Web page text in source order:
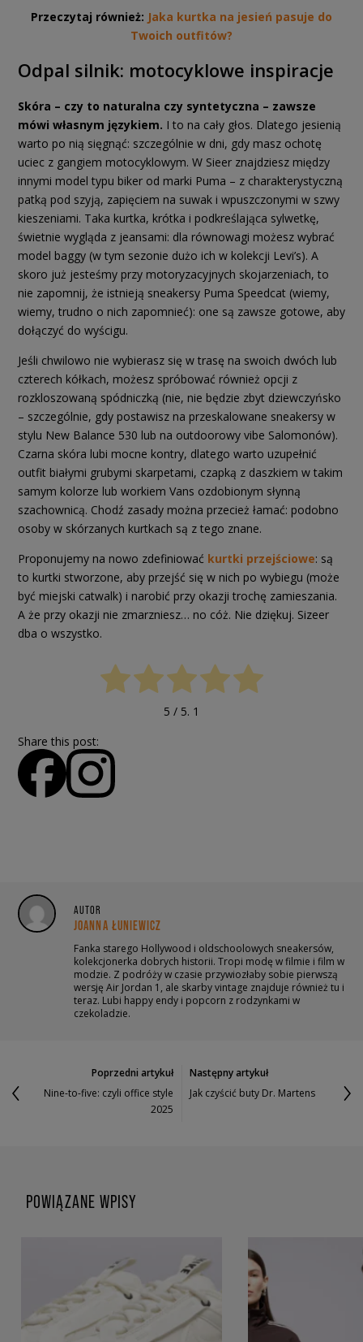
Przeczytaj również: Jaka kurtka na jesień pasuje do
Twoich outfitów?
Odpal silnik: motocyklowe inspiracje
Skóra – czy to naturalna czy syntetyczna – zawsze
mówi własnym językiem. I to na cały głos. Dlatego jesienią
warto po nią sięgnąć: szczególnie w dni, gdy masz ochotę
uciec z gangiem motocyklowym. W Sieer znajdziesz między
innymi model typu biker od marki Puma – z charakterystyczną
patką pod szyją, zapięciem na suwak i wpuszczonymi w szwy
kieszeniami. Taka kurtka, krótka i podkreślająca sylwetkę,
świetnie wygląda z jeansami: dla równowagi możesz wybrać
model baggy (w tym sezonie dużo ich w kolekcji Levi’s). A
skoro już jesteśmy przy motoryzacyjnych skojarzeniach, to
nie zapomnij, że istnieją sneakersy Puma Speedcat (wiemy,
wiemy, trudno o nich zapomnieć): one są zawsze gotowe, aby
dołączyć do wyścigu.
Jeśli chwilowo nie wybierasz się w trasę na swoich dwóch lub
czterech kółkach, możesz spróbować również opcji z
rozkloszowaną spódniczką (nie, nie będzie zbyt dziewczyńsko
– szczególnie, gdy postawisz na przeskalowane sneakersy w
stylu New Balance 530 lub na outdoorowy vibe Salomonów).
Czarna skóra lubi mocne kontry, dlatego warto uzupełnić
outfit białymi grubymi skarpetami, czapką z daszkiem w takim
samym kolorze lub workiem Vans ozdobionym słynną
szachownicą. Chodź zasady można przecież łamać: podobno
osoby w skórzanych kurtkach są z tego znane.
Proponujemy na nowo zdefiniować kurtki przejściowe: są
to kurtki stworzone, aby przejść się w nich po wybiegu (może
być miejski catwalk) i narobić przy okazji trochę zamieszania.
A że przy okazji nie zmarzniesz… no cóż. Nie dziękuj. Sizeer
dba o wszystko.
5 / 5. 1
Share this post:
AUTOR
JOANNA ŁUNIEWICZ
Fanka starego Hollywood i oldschoolowych sneakersów,
kolekcjonerka dobrych historii. Tropi modę w filmie i film w
modzie. Z podróży w czasie przywiozłaby sobie pierwszą
wersję Air Jordan 1, ale skarby vintage znajduje również tu i
teraz. Lubi happy endy i popcorn z rodzynkami w
czekoladzie.
Poprzedni artykuł
Nine-to-five: czyli office style
2025
Następny artykuł
Jak czyścić buty Dr. Martens
POWIĄZANE WPISY